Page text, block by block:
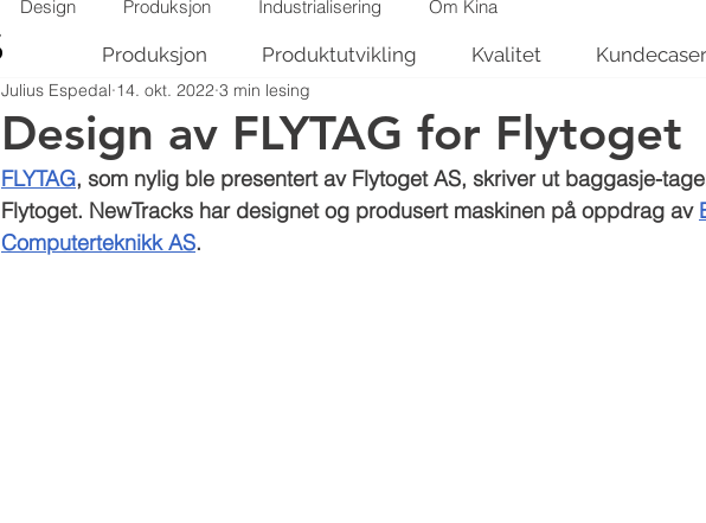
Produksjon Produktutvikling Kvalitet Kundecaser
Design Produksjon Industrialisering Om Kina
Design av FLYTAG for Flytoget
Julius Espedal 14. okt. 2022 3 min lesing
FLYTAG, som nylig ble presentert av Flytoget AS, skriver ut baggasje-
Flytoget. NewTracks har designet og produsert maskinen på oppdrag av
Computerteknikk AS.